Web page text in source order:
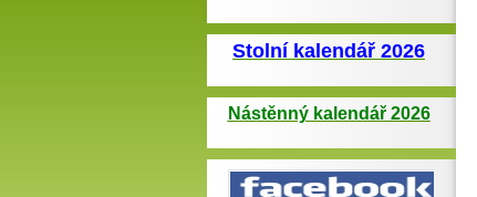
Stolní kalendář 2026
Nástěnný kalendář 2026